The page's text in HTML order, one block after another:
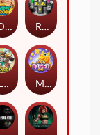
Divine Drop RIP City
Le Digger Magic Piggy OG